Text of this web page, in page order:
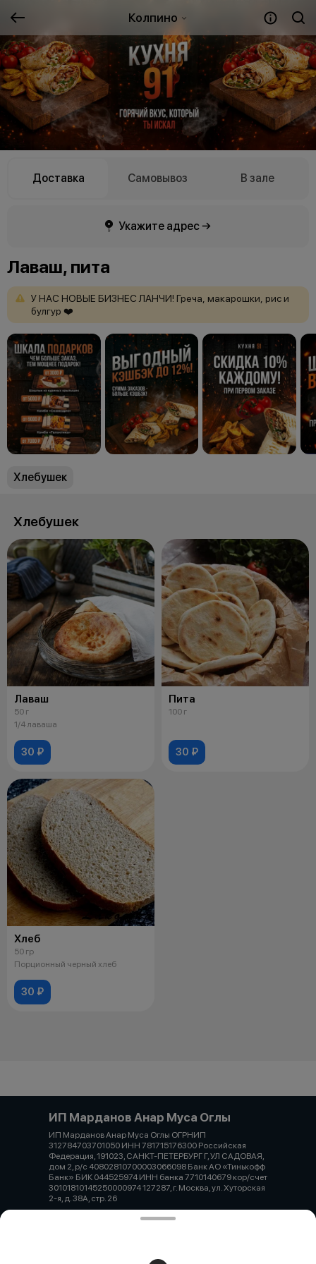
Колпино
Доставка Самовывоз В зале
Укажите адрес →
Лаваш, пита
У НАС НОВЫЕ БИЗНЕС ЛАНЧИ! Греча, макарошки, рис и
булгур ❤️
Хлебушек
Хлебушек
Лаваш
50 г
1/4 лаваша
30 ₽
Пита
100 г
30 ₽
Хлеб
50 гр
Порционный черный хлеб
30 ₽
ИП Марданов Анар Муса Оглы
ИП Марданов Анар Муса Оглы ОГРНИП
312784703701050 ИНН 781715176300 Российская
Федерация, 191023, САНКТ-ПЕТЕРБУРГ Г, УЛ САДОВАЯ,
дом 2, р/с 40802810700003066098 Банк АО «Тинькофф
Банк» БИК 044525974 ИНН банка 7710140679 кор/счет
30101810145250000974 127287, г. Москва, ул. Хуторская
2-я, д. 38А, стр. 26
Работает на эффективном ядреFoodpicásso